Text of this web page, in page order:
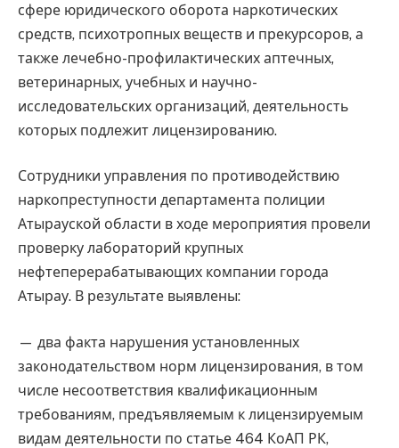
сфере юридического оборота наркотических
средств, психотропных веществ и прекурсоров, а
также лечебно-профилактических аптечных,
ветеринарных, учебных и научно-
исследовательских организаций, деятельность
которых подлежит лицензированию.
Сотрудники управления по противодействию
наркопреступности департамента полиции
Атырауской области в ходе мероприятия провели
проверку лабораторий крупных
нефтеперерабатывающих компании города
Атырау. В результате выявлены:
— два факта нарушения установленных
законодательством норм лицензирования, в том
числе несоответствия квалификационным
требованиям, предъявляемым к лицензируемым
видам деятельности по статье 464 КоАП РК,